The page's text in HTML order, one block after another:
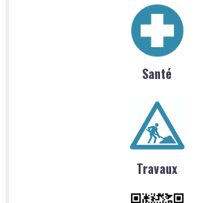
Santé
Travaux